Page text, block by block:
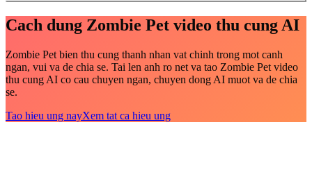
Cach dung Zombie Pet video thu cung AI
Zombie Pet bien thu cung thanh nhan vat chinh trong mot canh
ngan, vui va de chia se. Tai len anh ro net va tao Zombie Pet video
thu cung AI co cau chuyen ngan, chuyen dong AI muot va de chia
se.
Tao hieu ung nayXem tat ca hieu ung